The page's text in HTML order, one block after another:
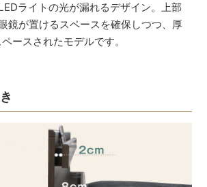
ライトの光が漏れるデザイン。上部
鏡が置けるスペースを確保しつつ、厚
ースされたモデルです。